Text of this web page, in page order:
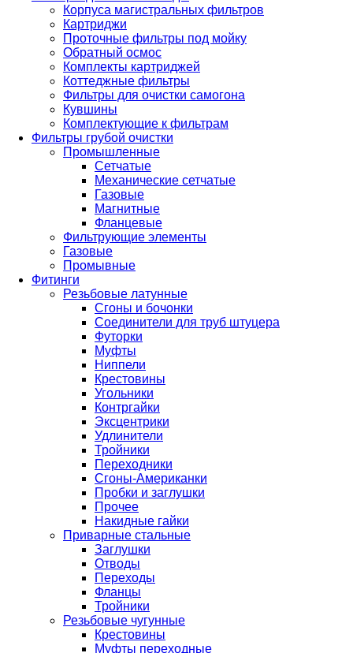
Корпуса магистральных фильтров
Картриджи
Проточные фильтры под мойку
Обратный осмос
Комплекты картриджей
Коттеджные фильтры
Фильтры для очистки самогона
Кувшины
Комплектующие к фильтрам
Фильтры грубой очистки
Промышленные
Сетчатые
Механические сетчатые
Газовые
Магнитные
Фланцевые
Фильтрующие элементы
Газовые
Промывные
Фитинги
Резьбовые латунные
Сгоны и бочонки
Соединители для труб штуцера
Футорки
Муфты
Ниппели
Крестовины
Угольники
Контргайки
Эксцентрики
Удлинители
Тройники
Переходники
Сгоны-Американки
Пробки и заглушки
Прочее
Накидные гайки
Приварные стальные
Заглушки
Отводы
Переходы
Фланцы
Тройники
Резьбовые чугунные
Крестовины
Муфты переходные